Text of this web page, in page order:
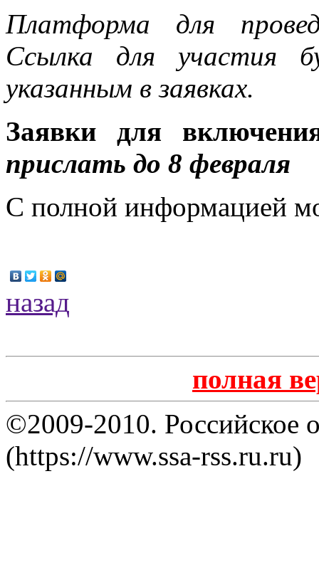
Платформа для
Ссылка для участия
указанным в заявках.
Заявки для
прислать до 8 февраля
С полной информацией
назад
полная
©2009-2010. Российское
(https://www.ssa-rss.ru.ru)